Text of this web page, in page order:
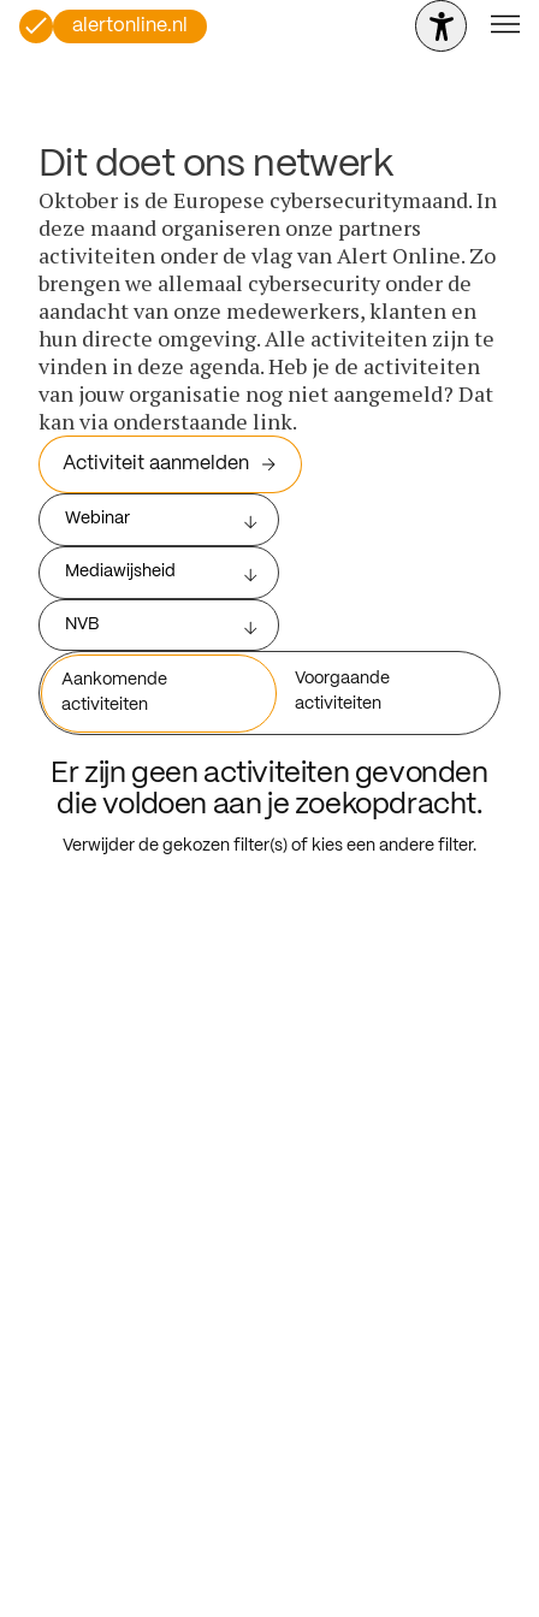
alertonline.nl
Dit doet ons netwerk
Oktober is de Europese cybersecuritymaand. In
deze maand organiseren onze partners
activiteiten onder de vlag van Alert Online. Zo
brengen we allemaal cybersecurity onder de
aandacht van onze medewerkers, klanten en
hun directe omgeving. Alle activiteiten zijn te
vinden in deze agenda. Heb je de activiteiten
van jouw organisatie nog niet aangemeld? Dat
kan via onderstaande link.
Activiteit aanmelden
Webinar
Mediawijsheid
NVB
Aankomende
activiteiten
Voorgaande
activiteiten
Er zijn geen activiteiten gevonden
die voldoen aan je zoekopdracht.
Verwijder de gekozen filter(s) of kies een andere filter.